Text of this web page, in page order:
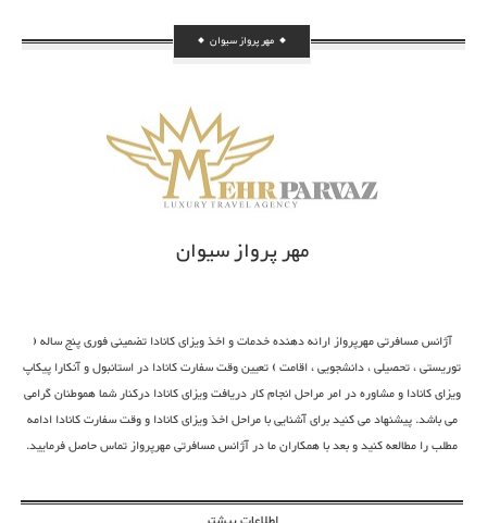
مهر پرواز سیوان
مهر پرواز سیوان
آژانس مسافرتی مهرپرواز ارائه دهنده خدمات و اخذ ویزای کانادا تضمینی فوری پنج ساله (
توریستی ، تحصیلی ، دانشجویی ، اقامت ) تعیین وقت سفارت کانادا در استانبول و آنکارا پیکاپ
ویزای کانادا و مشاوره در امر مراحل انجام کار دریافت ویزای کانادا درکنار شما هموطنان گرامی
می باشد. پیشنهاد می کنید برای آشنایی با مراحل اخذ ویزای کانادا و وقت سفارت کانادا ادامه
مطلب را مطالعه کنید و بعد با همکاران ما در آژانس مسافرتی مهرپرواز تماس حاصل فرمایید.